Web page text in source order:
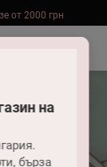
на
бърза
от 2000 грн